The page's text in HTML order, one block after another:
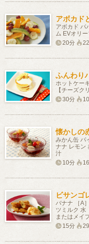
アボカド
アボカド パ
ム EVオリ
20分
ふんわり
ホットケー
【チーズク
30分
懐かしの
みかん缶 パ
ナナ レモン
汁
10分
ビサンゴ
バナナ ［A
ツミルク
またはメイ
15分